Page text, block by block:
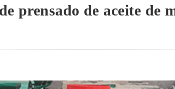
prensado de aceite de